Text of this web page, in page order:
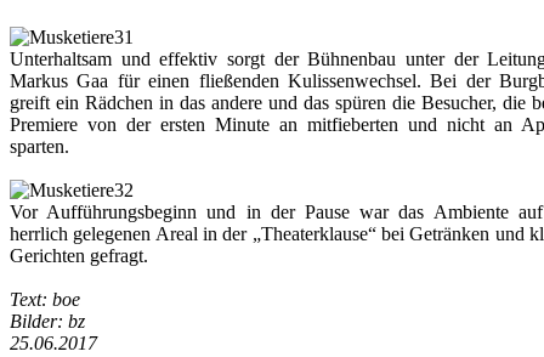
Unterhaltsam und effektiv sorgt der Bühnenbau unter der
Markus Gaa für einen fließenden Kulissenwechsel. Bei der
greift ein Rädchen in das andere und das spüren die Besucher, die
Premiere von der ersten Minute an mitfieberten und nicht an
sparten.
Vor Aufführungsbeginn und in der Pause war das Ambiente
herrlich gelegenen Areal in der „Theaterklause“ bei Getränken und
Gerichten gefragt.
Text: boe
Bilder: bz
25.06.2017